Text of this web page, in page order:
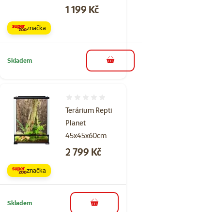
Cena
1 199 Kč
značka
Skladem do košíku
Terárium Repti
Planet
45x45x60cm
Cena
2 799 Kč
značka
Skladem do košíku